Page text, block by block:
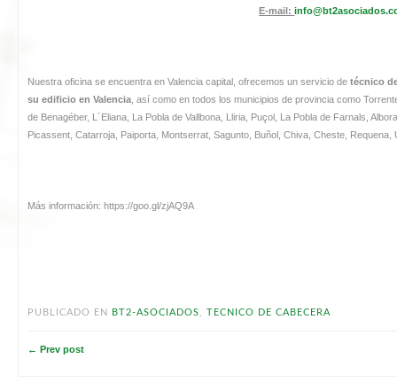
E-mail:
Nuestra oficina se encuentra en Valencia capital, ofrecemos un servicio de técnico
su edificio en Valencia , así como en todos los municipios de provincia como
de Benagéber, L´Eliana, La Pobla de Vallbona, Lliria, Puçol, La Pobla de Farnals,
Picassent, Catarroja, Paiporta, Montserrat, Sagunto, Buñol, Chiva, Cheste, Requena,
Más información: https://goo.gl/zjAQ9A
PUBLICADO EN BT2-ASOCIADOS TECNICO DE CABECERA
← Prev post